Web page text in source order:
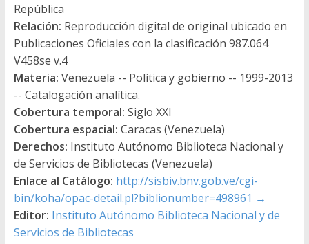
República
Relación: Reproducción digital de original ubicado en
Publicaciones Oficiales con la clasificación 987.064
V458se v.4
Materia: Venezuela -- Política y gobierno -- 1999-2013
-- Catalogación analítica.
Cobertura temporal: Siglo XXI
Cobertura espacial: Caracas (Venezuela)
Derechos: Instituto Autónomo Biblioteca Nacional y
de Servicios de Bibliotecas (Venezuela)
Enlace al Catálogo: http://sisbiv.bnv.gob.ve/cgi-
bin/koha/opac-detail.pl?biblionumber=498961 →
Editor: Instituto Autónomo Biblioteca Nacional y de
Servicios de Bibliotecas